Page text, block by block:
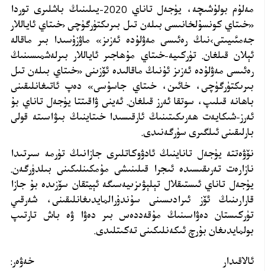
مەلۇم بولۇشىچە، يۈجەل تاناي 2020-يىلىنىڭ باشلىرى
توردا
«خىتاي كونسۇلخانىسى بىلەن تىل بىرىكتۈرگۈچى ‹خىتاي ئاياللار
جەمئىيىتى›نىڭ رەئىسى مەۋلۇدە ئەزىز» ماۋزۇسىدا بىر ماقالە
ئېلان قىلغان. تۈركىيە-خىتاي مۇھاجىر ئاياللار بىرلەشمىسىنىڭ
رەئىسى مەۋلۇدە ئەزىز ئۇنىڭ ماقالىدە ئۆزىنى «خىتاي بىلەن تىل
بىرىكتۈرگۈچى، خائىن، خىتاي جاسۇسى» دەپ ئاتىغانلىقىنى
باھانە قىلىپ، سوتقا ئەرز قىلغان. ئەينى ۋاقىتتا يۈجەل تاناي بۇ
ئەرز-شىكايەت ھەرىكىتىنىڭ ئارقىسىدا خىتاينىڭ بىۋاسىتە قولى
بارلىقىنى ئىلگىرى سۈرگەنىدى.
نۆۋەتتە يۈجەل تاناينىڭ ئادۋوكاتلىرى جازانىڭ تۈرمە سىرتىدا
نازارەت تەرىقىسىدە ئىجرا قىلىنىشى مۇمكىنلىكىنى بىلدۈرگەن.
يۈجەل تاناي ئىستىقلال تېلېۋىزىيەسىگە ئېيتقان سۆزىدە بۇ جازا
قارارىنىڭ ئۆز ئىرادىسىنى سۇندۇرالمايدىغانلىقىنى، شەرقىي
تۈركىستان دەۋاسىنىڭ مۇقەددەس بىر دەۋا ۋە باش تارتىپ
بولمايدىغان بۇرچ ئىكەنلىكىنى تەكىتلىدى.
ئالاقىدار خەۋەر: